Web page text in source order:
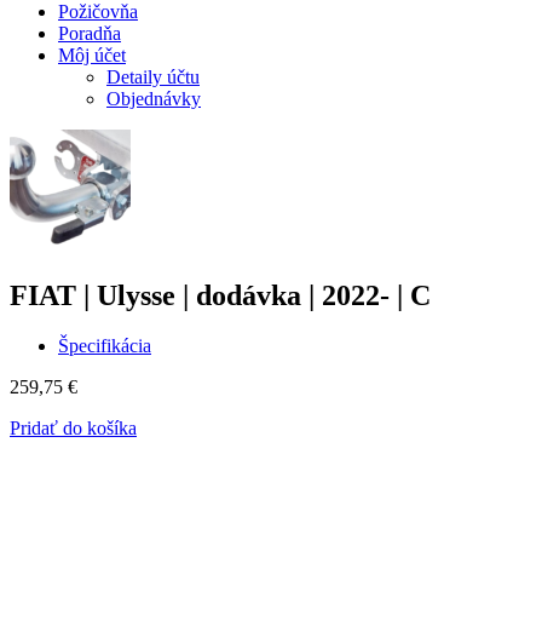
Požičovňa
Poradňa
Môj účet
Detaily účtu
Objednávky
FIAT | Ulysse | dodávka | 2022- | C
Špecifikácia
259,75 €
Pridať do košíka